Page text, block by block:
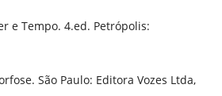
e Tempo. 4.ed. Petrópolis:
São Paulo: Editora Vozes Ltda,